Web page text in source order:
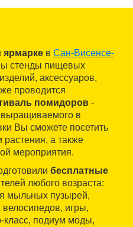
ярмарке в Сан-Висенсе-
стенды пищевых
аксессуаров,
проводится
помидоров -
выращиваемого в
Вы сможете посетить
растения, а также
мероприятия.
бесплатные
любого возраста:
мыльных пузырей,
игры,
класс, подиум моды,